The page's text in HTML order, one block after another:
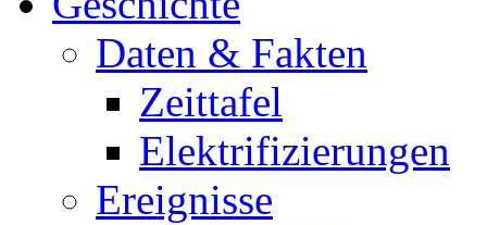
Daten & Fakten
Zeittafel
Elektrifizierungen
Ereignisse